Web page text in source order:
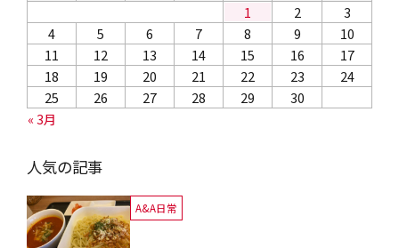
« 3月
1 2
3
4
5 6 7 8 9
10
11
12 13 14 15 16
17
18
19 20 21 22 23
24
25
26 27 28 29 30
人気の記事
A&A日常